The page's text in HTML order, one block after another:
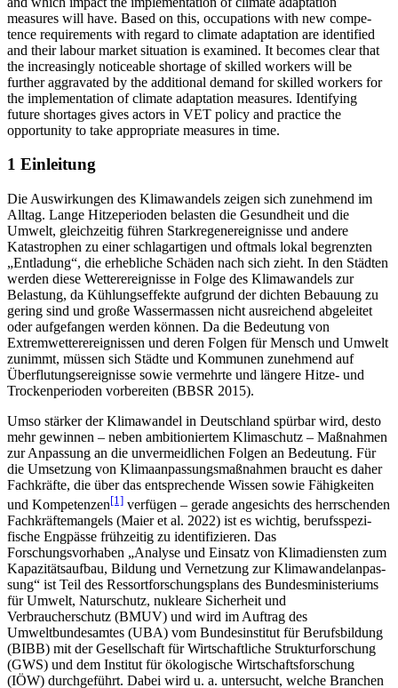
measures will have. Based on this, occupations with new compe­
tence requirements with regard to climate adaptation are identified
and their labour market situation is examined. It becomes clear that
the increasingly noticeable shortage of skilled workers will be
further aggravated by the additional demand for skilled workers for
the implementation of climate adaptation measures. Identifying
future shortages gives actors in VET policy and practice the
opportunity to take appropriate measures in time.
1 Einleitung
Die Auswirkungen des Klimawandels zeigen sich zunehmend im
Alltag. Lange Hitzeperioden belasten die Gesundheit und die
Umwelt, gleichzeitig führen Starkregenereignisse und andere
Katastrophen zu einer schlagartigen und oftmals lokal begrenzten
„Entladung“, die erhebliche Schäden nach sich zieht. In den Städten
werden diese Wetterereignisse in Folge des Klimawan­dels zur
Belastung, da Kühlungseffekte aufgrund der dichten Bebauung zu
gering sind und große Wassermassen nicht ausreichend abgeleitet
oder aufgefangen werden können. Da die Bedeutung von
Extremwetterereignissen und deren Folgen für Mensch und Umwelt
zunimmt, müssen sich Städte und Kommunen zunehmend auf
Überflutungsereignisse sowie vermehrte und längere Hitze- und
Trockenperioden vorbereiten (BBSR 2015).
Umso stärker der Klimawandel in Deutschland spürbar wird, desto
mehr gewinnen – neben ambitioniertem Klimaschutz – Maßnahmen
zur Anpassung an die unvermeidlichen Folgen an Bedeutung. Für
die Umsetzung von Klimaanpassungsmaßnahmen braucht es daher
Fachkräfte, die über das entsprechende Wissen sowie Fähigkeiten
und Kompetenzen[1] verfügen – gerade angesichts des herrschenden
Fachkräftemangels (Maier et al. 2022) ist es wichtig, berufsspezi­
fische Engpässe frühzeitig zu identifizieren. Das
Forschungsvorhaben „Analyse und Einsatz von Klimadiensten zum
Kapazitätsaufbau, Bildung und Vernetzung zur Klimawandelanpas­
sung“ ist Teil des Ressortforschungsplans des Bundesministeriums
für Umwelt, Naturschutz, nukleare Sicherheit und
Verbraucherschutz (BMUV) und wird im Auftrag des
Umweltbundes­amtes (UBA) vom Bundesinstitut für Berufsbildung
(BIBB) mit der Gesellschaft für Wirt­schaftliche Strukturforschung
(GWS) und dem Institut für ökologische Wirtschaftsforschung
(IÖW) durchgeführt. Dabei wird u. a. untersucht, welche Branchen